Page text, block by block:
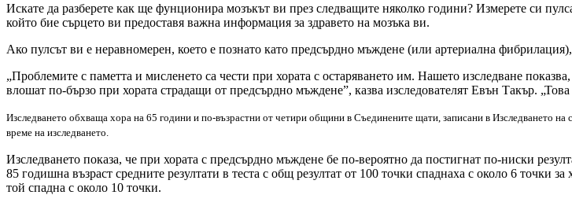
Искате да разберете как ще фунционира мозъкът ви през следващите няколко години? Измерете си
който бие сърцето ви предоставя важна информация за здравето на мозъка ви.
Ако пулсът ви е неравномерен, което е познато като предсърдно мъждене (или артериална
„Проблемите с паметта и мисленето са чести при хората с остаряването им. Нашето изследване
влошат по-бързо при хората страдащи от предсърдно мъждене”, казва изследователят Евън Такър.
Изследването обхваща хора на 65 години и по-възрастни от четири общини в Съединените щати, записани в Изследването
време на изследването.
Изследването показа, че при хората с предсърдно мъждене бе по-вероятно да постигнат по-ниски
85 годишна възраст средните резултати в теста с общ резултат от 100 точки спаднаха с около 6 точки
той спадна с около 10 точки.